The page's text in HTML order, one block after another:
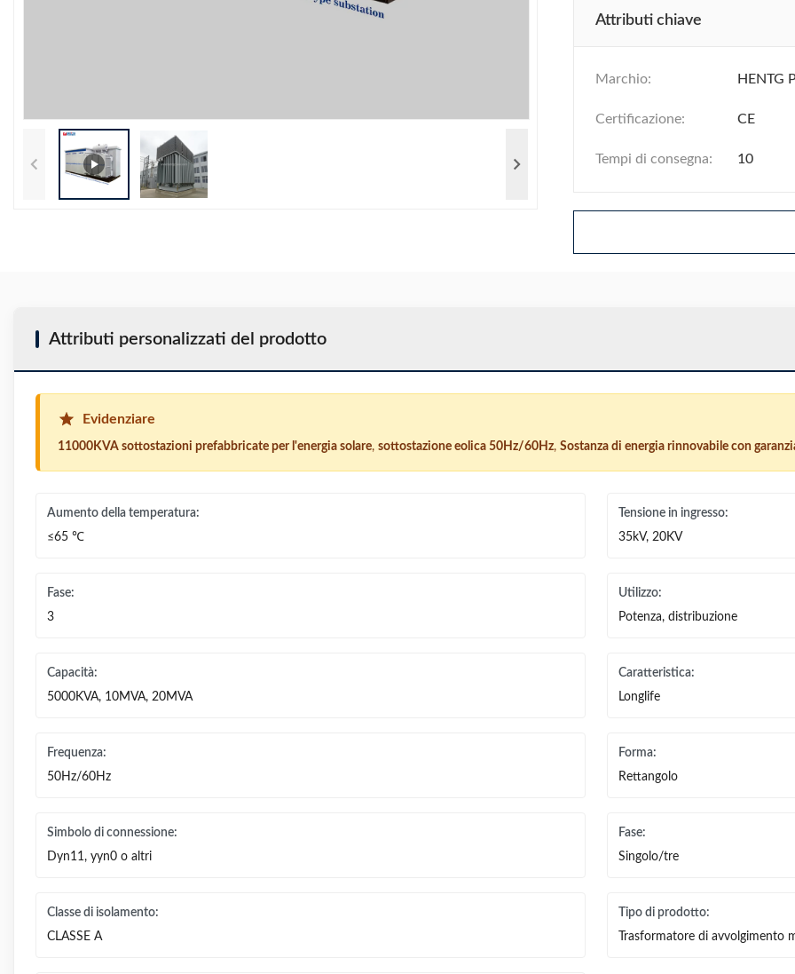
Attributi chiave
Marchio: HENTG
Certificazione: CE
Tempi di consegna: 10
Attributi personalizzati del prodotto
Evidenziare
11000KVA sottostazioni prefabbricate per l'energia solare, sottostazione eolica 50Hz/60Hz, Sostanza di energia rinnovabile con
Aumento della temperatura:
≤65 ℃
Tensione in ingresso:
35kV, 20KV
Fase:
3
Utilizzo:
Potenza, distribuzione
Capacità:
5000KVA, 10MVA, 20MVA
Caratteristica:
Longlife
Frequenza:
50Hz/60Hz
Forma:
Rettangolo
Simbolo di connessione:
Dyn11, yyn0 o altri
Fase:
Singolo/tre
Classe di isolamento:
CLASSE A
Tipo di prodotto:
Trasformatore di avvolgimento